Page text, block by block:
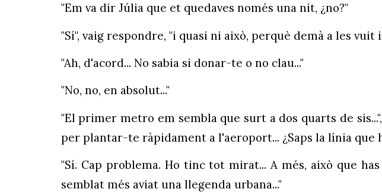
"Em va dir Júlia que et quedaves només una nit, ¿no?"
"Sí", vaig respondre, "i quasi ni això, perquè demà a les vuit
"Ah, d'acord... No sabia si donar-te o no clau..."
"No, no, en absolut..."
"El primer metro em sembla que surt a dos quarts de
per plantar-te ràpidament a l'aeroport... ¿Saps la línia que
"Sí. Cap problema. Ho tinc tot mirat... A més, això que
semblat més aviat una llegenda urbana..."